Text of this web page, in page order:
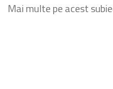
Mai multe pe acest